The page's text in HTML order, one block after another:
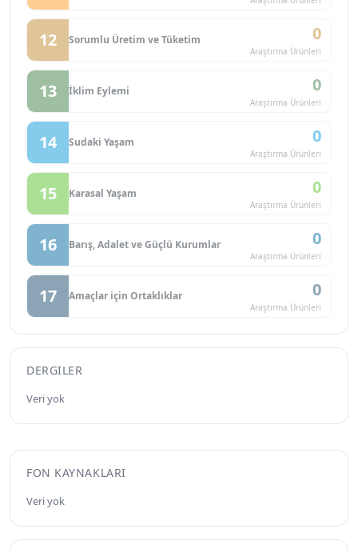
12 Sorumlu Üretim ve Tüketim 0
Araştırma Ürünleri
13 İklim Eylemi 0
Araştırma Ürünleri
14 Sudaki Yaşam 0
Araştırma Ürünleri
15 Karasal Yaşam 0
Araştırma Ürünleri
16 Barış, Adalet ve Güçlü Kurumlar 0
Araştırma Ürünleri
17 Amaçlar için Ortaklıklar 0
Araştırma Ürünleri
DERGILER
Veri yok
FON KAYNAKLARI
Veri yok